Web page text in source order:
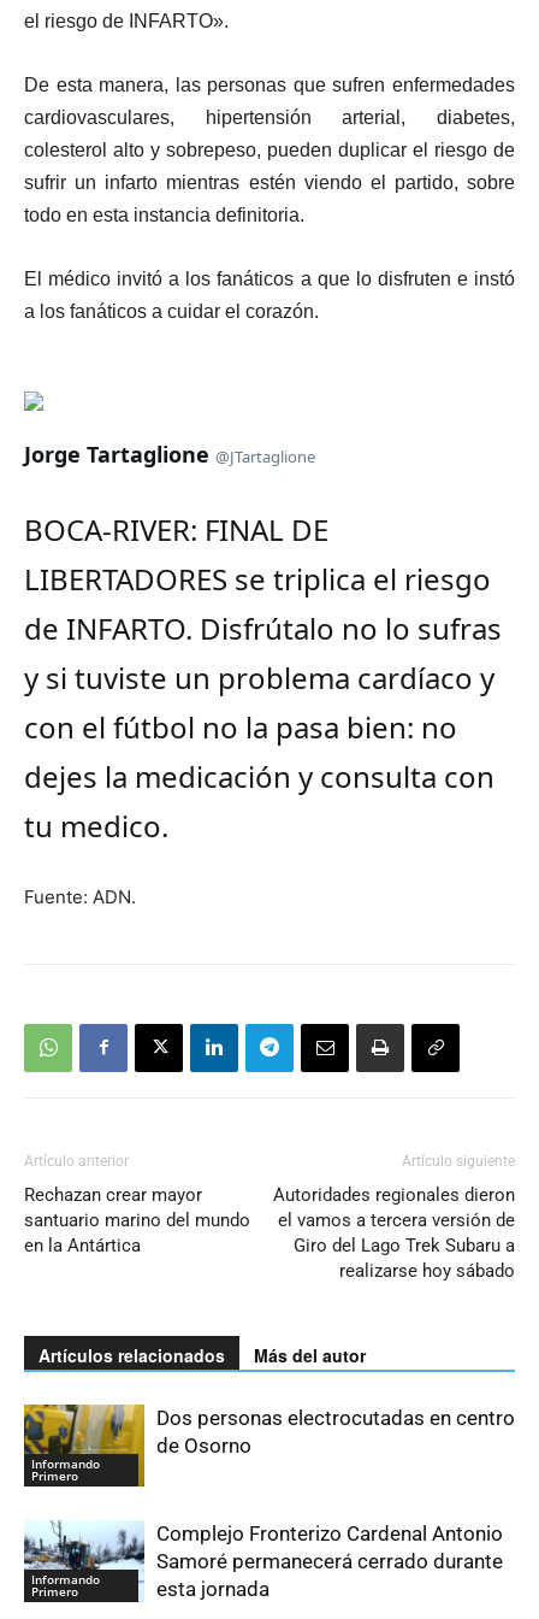
el riesgo de INFARTO».
De esta manera, las personas que sufren enfermedades
cardiovasculares, hipertensión arterial, diabetes,
colesterol alto y sobrepeso, pueden duplicar el riesgo de
sufrir un infarto mientras estén viendo el partido, sobre
todo en esta instancia definitoria.
El médico invitó a los fanáticos a que lo disfruten e instó
a los fanáticos a cuidar el corazón.
Jorge Tartaglione @JTartaglione
BOCA-RIVER: FINAL DE
LIBERTADORES se triplica el riesgo
de INFARTO. Disfrútalo no lo sufras
y si tuviste un problema cardíaco y
con el fútbol no la pasa bien: no
dejes la medicación y consulta con
tu medico.
Fuente: ADN.
Artículo anterior
Rechazan crear mayor
santuario marino del mundo
en la Antártica
Artículo siguiente
Autoridades regionales dieron
el vamos a tercera versión de
Giro del Lago Trek Subaru a
realizarse hoy sábado
Artículos relacionados Más del autor
Informando
Primero
Dos personas electrocutadas en centro
de Osorno
Informando
Primero
Complejo Fronterizo Cardenal Antonio
Samoré permanecerá cerrado durante
esta jornada